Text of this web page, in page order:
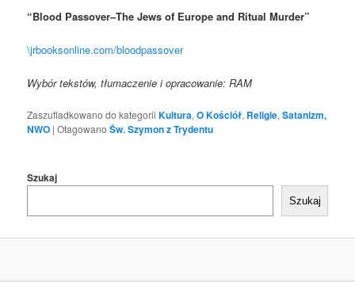
“Blood Passover–The Jews of Europe and Ritual Murder”
\jrbooksonline.com/bloodpassover
Wybór tekstów, tłumaczenie i opracowanie: RAM
Zaszufladkowano do kategorii Kultura,O Kościół, Religie,Satanizm,
NWO |Otagowano Św. Szymon z Trydentu
Szukaj
Szukaj